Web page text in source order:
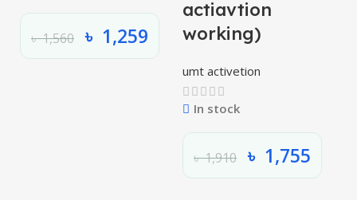
৳1,560 ৳ 1,259
actiavtion
working)
umt activetion
In stock
৳1,910 ৳ 1,755